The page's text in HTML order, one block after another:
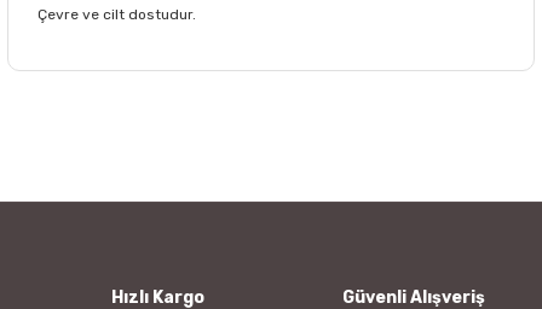
Çevre ve cilt dostudur.
Ürün bilgilerinde hatalar bulunuyor.
Hızlı Kargo Güvenli Alışveriş